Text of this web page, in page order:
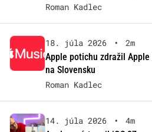
Roman Kadlec
18. júla 2026 •
2m
Apple potichu zdražil
na Slovensku
Roman Kadlec
14. júla 2026 •
4m